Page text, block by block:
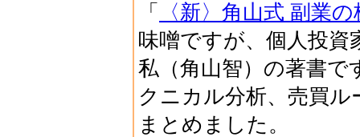
「
〈新〉角山式 副業
味噌ですが、個人投
私（角山智）の著書
クニカル分析、売買
まとめました。